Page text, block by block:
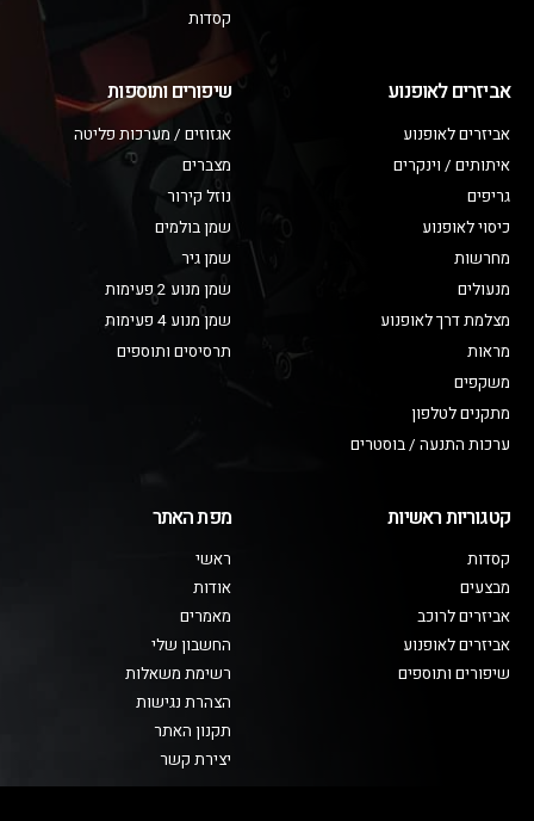
קסדות
אביזרים לאופנוע
אביזרים לאופנוע
איתותים / וינקרים
גריפים
כיסוי לאופנוע
מחרשות
מנעולים
מצלמת דרך לאופנוע
מראות
משקפים
מתקנים לטלפון
ערכות התנעה / בוסטרים
שיפורים ותוספות
אגזוזים / מערכות פליטה
מצברים
נוזל קירור
שמן בולמים
שמן גיר
שמן מנוע 2 פעימות
שמן מנוע 4 פעימות
תרסיסים ותוספים
קטגוריות ראשיות
קסדות
מבצעים
אביזרים לרוכב
אביזרים לאופנוע
שיפורים ותוספים
מפת האתר
ראשי
אודות
מאמרים
החשבון שלי
רשימת משאלות
הצהרת נגישות
תקנון האתר
יצירת קשר